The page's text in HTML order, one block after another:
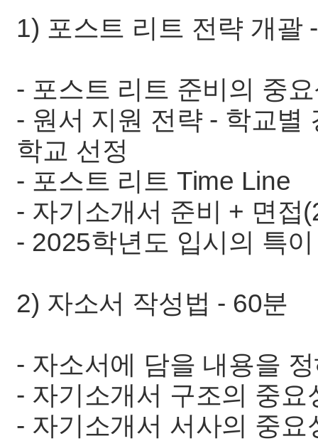
1) 포스트 리트 전략 개괄
- 포스트 리트 준비의 중
- 원서 지원 전략 - 학교별
학교 선정
- 포스트 리트 Time Line
- 자기소개서 준비 + 면접
- 2025학년도 입시의 특
2) 자소서 작성법 - 60분
- 자소서에 담을 내용을
- 자기소개서 구조의 중요
- 자기소개서 서사의 중요